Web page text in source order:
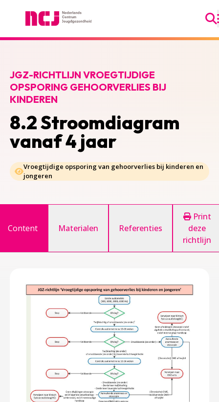
8.2 Stroomdiagram
vanaf 4 jaar
JGZ-RICHTLIJN VROEGTIJDIGE
OPSPORING GEHOORVERLIES BIJ
KINDEREN
Vroegtijdige opsporing van gehoorverlies bij kinderen en
jongeren
Content Materialen Referenties
Print
deze
richtlijn